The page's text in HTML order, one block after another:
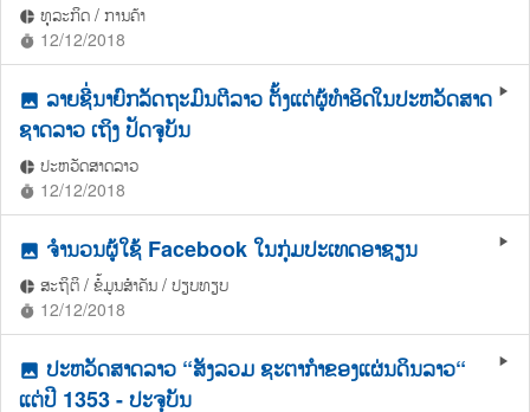
pie_chart ທຸລະກິດ / ການຄ້າ
timer 12/12/2018
play_arrow
photo ລາຍຊື່ນາຍົກລັດຖະມົນຕີລາວ ຕັ້ງແຕ່ຜູ້ທຳອິດໃນປະຫວັດສາດ
ຊາດລາວ ເຖິງ ປັດຈຸບັນ
pie_chart ປະຫວັດສາດລາວ
timer 12/12/2018
play_arrow
photo ຈໍານວນຜູ້ໃຊ້ Facebook ໃນກຸ່ມປະເທດອາຊຽນ
pie_chart ສະຖິຕິ / ຂໍ້ມູນສຳຄັນ / ປຽບທຽບ
timer 12/12/2018
play_arrow
photo ປະຫວັດສາດລາວ “ສັງລວມ ຊະຕາກຳຂອງແຜ່ນດິນລາວ“
ແຕ່ປີ 1353 - ປະຈຸບັນ